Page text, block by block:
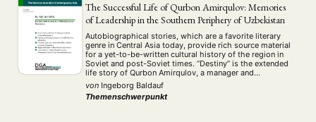
The Successful Life of Qurbon Amirqulov: Memories
of Leadership in the Southern Periphery of Uzbekistan
Autobiographical stories, which are a favorite literary
genre in Central Asia today, provide rich source material
for a yet-to-be-written cultural history of the region in
Soviet and post-Soviet times. “Destiny” is the extended
life story of Qurbon Amirqulov, a manager and
entrepreneur from the periphery of Uzbekistan who in
synopsis rates his lifetime struggles and …
von Ingeborg Baldauf
Themenschwerpunkt